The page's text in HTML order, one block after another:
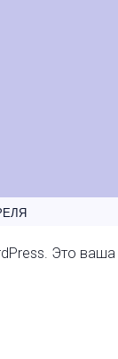
Это ваша